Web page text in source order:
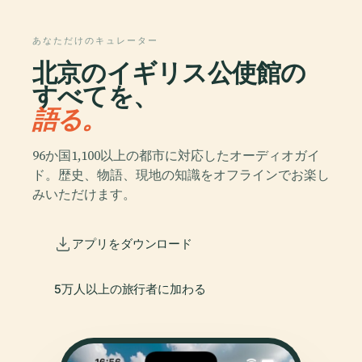
あなただけのキュレーター
北京のイギリス公使館の
すべてを、
語る。
96か国1,100以上の都市に対応したオーディオガイ
ド。歴史、物語、現地の知識をオフラインでお楽し
みいただけます。
アプリをダウンロード
5万人以上の旅行者に加わる